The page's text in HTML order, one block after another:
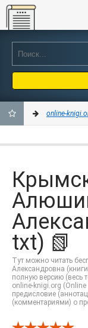
Online-
ЗАКЛАДКИ
online-
txt) 📗
Тут можно читать
Александровна
полную версию (весь
online-knigi.org (Online
предисловие
(комментариями) о